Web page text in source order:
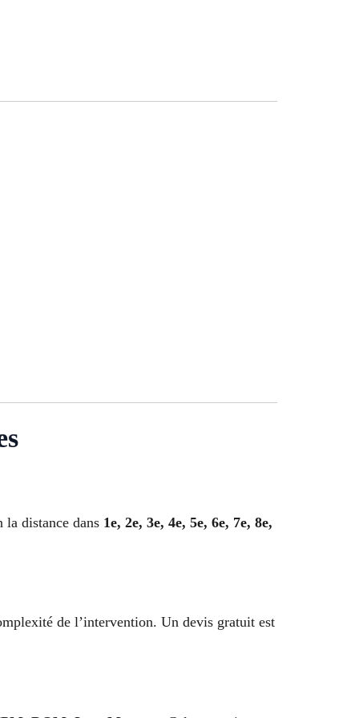
distance dans 1e, 2e, 3e, 4e, 5e, 6e, 7e, 8e,
de l’intervention. Un devis gratuit est